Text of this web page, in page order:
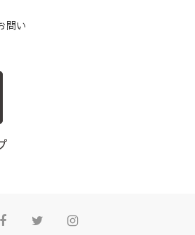
問い
FacebookTwitterInstagram